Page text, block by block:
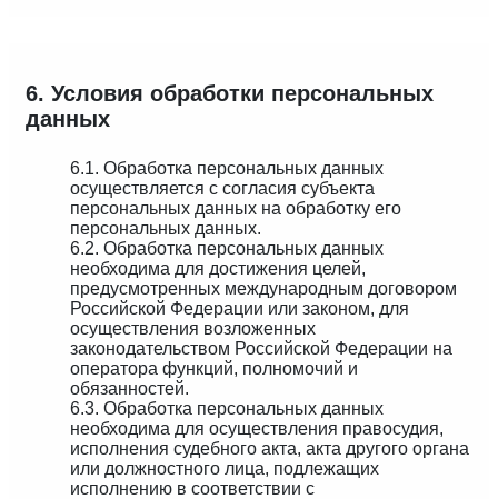
6. Условия обработки персональных
данных
6.1. Обработка персональных данных
осуществляется с согласия субъекта
персональных данных на обработку его
персональных данных.
6.2. Обработка персональных данных
необходима для достижения целей,
предусмотренных международным договором
Российской Федерации или законом, для
осуществления возложенных
законодательством Российской Федерации на
оператора функций, полномочий и
обязанностей.
6.3. Обработка персональных данных
необходима для осуществления правосудия,
исполнения судебного акта, акта другого органа
или должностного лица, подлежащих
исполнению в соответствии с